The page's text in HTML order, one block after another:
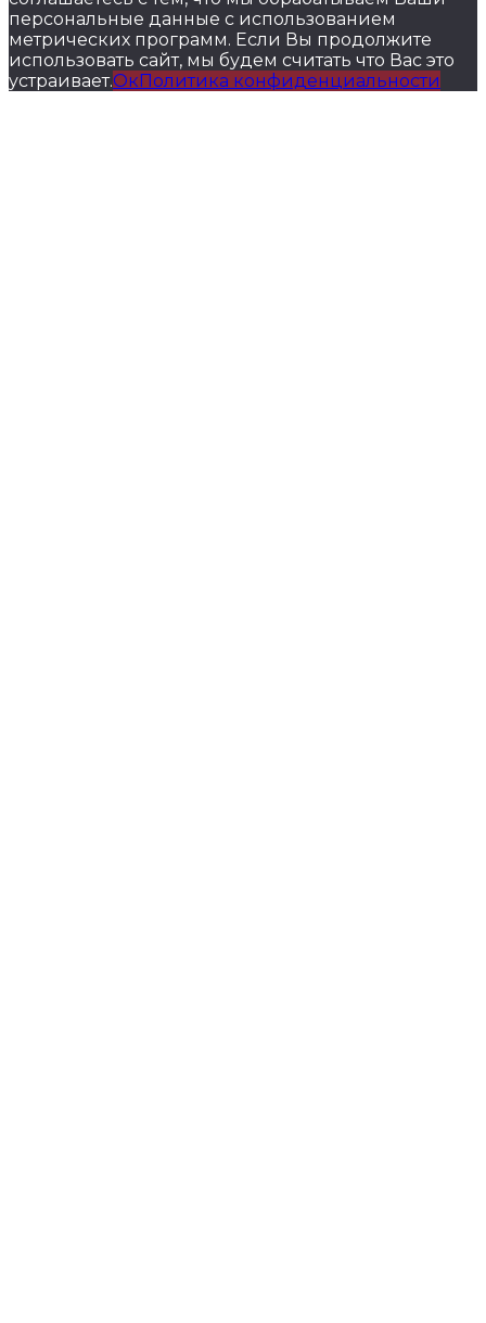
персональные данные с использованием
метрических программ. Если Вы продолжите
использовать сайт, мы будем считать что Вас это
устраивает.ОкПолитика конфиденциальности